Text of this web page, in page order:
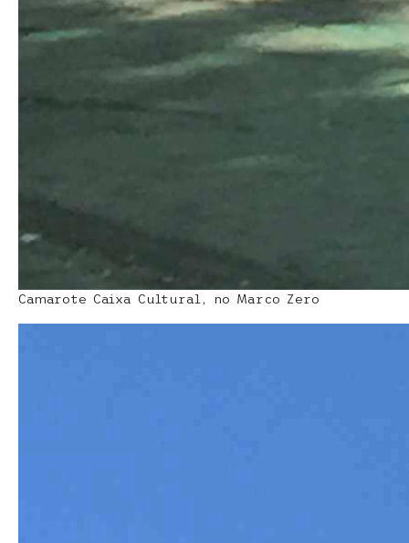
Camarote Caixa Cultural, no Marco Zero